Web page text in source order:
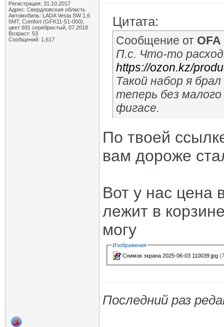
Регистрация: 31.10.2017
Адрес: Свердловская область
Автомобиль: LADA Vesta SW 1,6
5МТ, Comfort (GFK11-51-000),
цвет 691 серебристый, 07.2018
Возраст: 53
Сообщений: 1,617
Цитата:
Сообщение от OFA
П.с. Что-то
https://ozon.kz/
Такой набор я
теперь без
фигасе.
По твоей
вам дороже
Вот у нас цена
лежит в
могу
Изображения
Снимок экрана 2025-06-03 110039.jpg
Последний раз